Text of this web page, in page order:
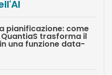
pianificazione: come
QuantiaS trasforma il
una funzione data-